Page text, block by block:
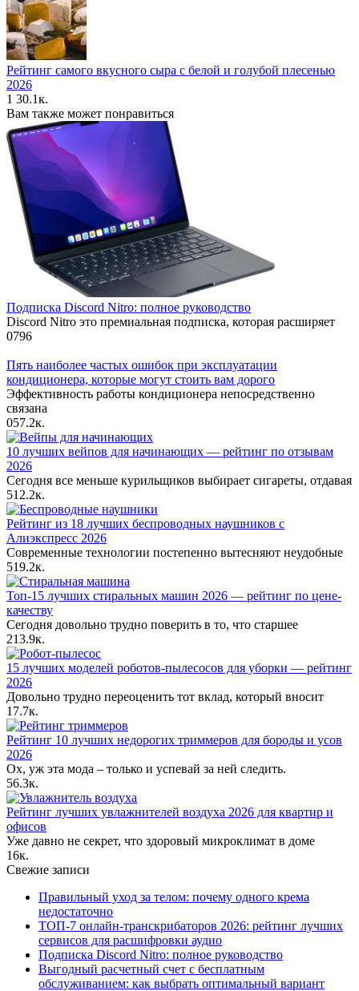
Рейтинг самого вкусного сыра с белой и голубой плесенью
2026
1 30.1к.
Вам также может понравиться
Подписка Discord Nitro: полное руководство
Discord Nitro это премиальная подписка, которая расширяет
0796
Пять наиболее частых ошибок при эксплуатации
кондиционера, которые могут стоить вам дорого
Эффективность работы кондиционера непосредственно
связана
057.2к.
10 лучших вейпов для начинающих — рейтинг по отзывам
2026
Сегодня все меньше курильщиков выбирает сигареты, отдавая
512.2к.
Рейтинг из 18 лучших беспроводных наушников с
Алиэкспресс 2026
Современные технологии постепенно вытесняют неудобные
519.2к.
Топ-15 лучших стиральных машин 2026 — рейтинг по цене-
качеству
Сегодня довольно трудно поверить в то, что старшее
213.9к.
15 лучших моделей роботов-пылесосов для уборки — рейтинг
2026
Довольно трудно переоценить тот вклад, который вносит
1 7.7к.
Рейтинг 10 лучших недорогих триммеров для бороды и усов
2026
Ох, уж эта мода – только и успевай за ней следить.
56.3к.
Рейтинг лучших увлажнителей воздуха 2026 для квартир и
офисов
Уже давно не секрет, что здоровый микроклимат в доме
16к.
Свежие записи
Правильный уход за телом: почему одного крема
недостаточно
ТОП-7 онлайн-транскрибаторов 2026: рейтинг лучших
сервисов для расшифровки аудио
Подписка Discord Nitro: полное руководство
Выгодный расчетный счет с бесплатным
обслуживанием: как выбрать оптимальный вариант